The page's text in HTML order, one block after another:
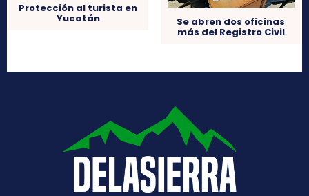
Protección al turista en
Yucatán Se abren dos oficinas
más del Registro Civil